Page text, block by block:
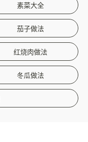
素菜大全
茄子做法
红烧肉做法
冬瓜做法